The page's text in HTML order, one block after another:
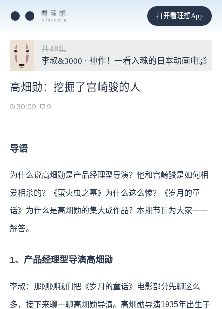
打开看理想App
共49集
李叔&3000 · 神作！一看入魂的日本动画电影
高畑勋：挖掘了宫崎骏的人
30:09 9
导语
为什么说高畑勋是产品经理型导演？他和宫崎骏是如何相
爱相杀的？《萤火虫之墓》为什么这么惨？《岁月的童
话》为什么是高畑勋的集大成作品？本期节目为大家一一
解答。
1、产品经理型导演高畑勋
李叔：那刚刚我们把《岁月的童话》电影部分先聊这么
多，接下来聊一聊高畑勋导演。高畑勋导演1935年出生于